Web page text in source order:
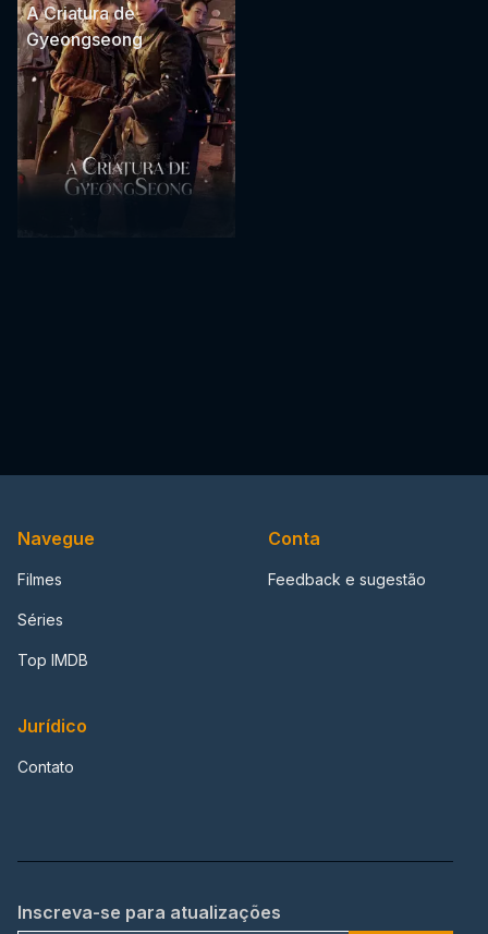
A Criatura de
Gyeongseong
Navegue
Filmes
Séries
Top IMDB
Conta
Feedback e sugestão
Jurídico
Contato
Inscreva-se para atualizações